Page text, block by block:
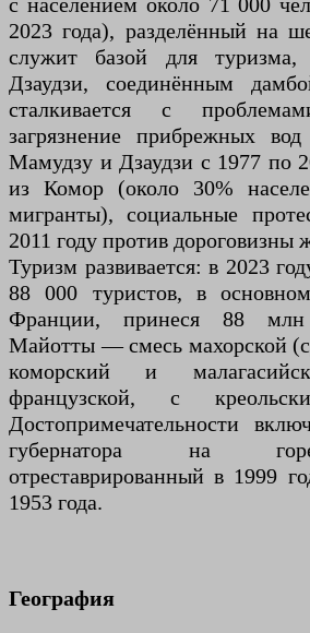
2023 года), разделённый на
служит базой для
Дзаудзи, соединённым
сталкивается с
загрязнение прибрежных
Мамудзу и Дзаудзи с 1977 по
из Комор (около 30%
мигранты), социальные
2011 году против дороговизны
Туризм развивается: в 2023
88 000 туристов, в
Франции, принеся 88 млн
Майотты — смесь махорской
коморский и
французской, с
Достопримечательности
губернатора на
отреставрированный в 1999
1953 года.
География